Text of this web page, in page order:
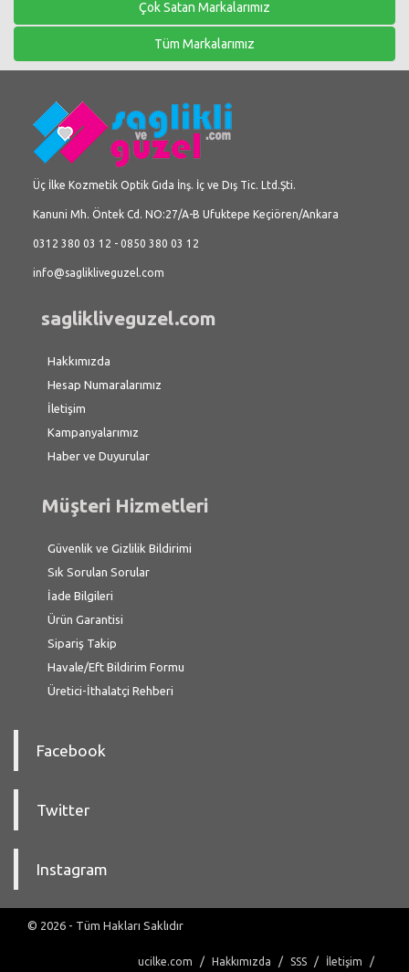
Çok Satan Markalarımız
Tüm Markalarımız
Üç İlke Kozmetik Optik Gıda İnş. İç ve Dış Tic. Ltd.Şti.
Kanuni Mh. Öntek Cd. NO:27/A-B Ufuktepe Keçiören/Ankara
0312 380 03 12 - 0850 380 03 12
info@saglikliveguzel.com
saglikliveguzel.com
Hakkımızda
Hesap Numaralarımız
İletişim
Kampanyalarımız
Haber ve Duyurular
Müşteri Hizmetleri
Güvenlik ve Gizlilik Bildirimi
Sık Sorulan Sorular
İade Bilgileri
Ürün Garantisi
Sipariş Takip
Havale/Eft Bildirim Formu
Üretici-İthalatçi Rehberi
Facebook
Twitter
Instagram
© 2026 - Tüm Hakları Saklıdır
ucilke.com Hakkımızda SSS İletişim